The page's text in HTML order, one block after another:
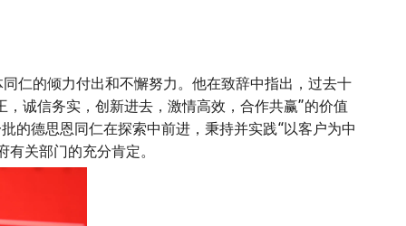
仁的倾力付出和不懈努力。他在致辞中指出，过去十
诚信务实，创新进去，激情高效，合作共赢”的价值
的德思恩同仁在探索中前进，秉持并实践“以客户为中
关部门的充分肯定。